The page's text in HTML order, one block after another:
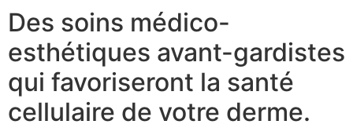
Des soins médico-
esthétiques avant-gardistes
qui favoriseront la santé
cellulaire de votre derme.